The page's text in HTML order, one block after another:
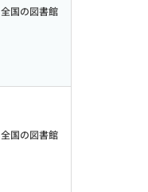
全国の図書館
全国の図書館